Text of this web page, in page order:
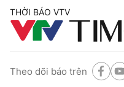
THỜI BÁO VTV
Theo dõi báo trên